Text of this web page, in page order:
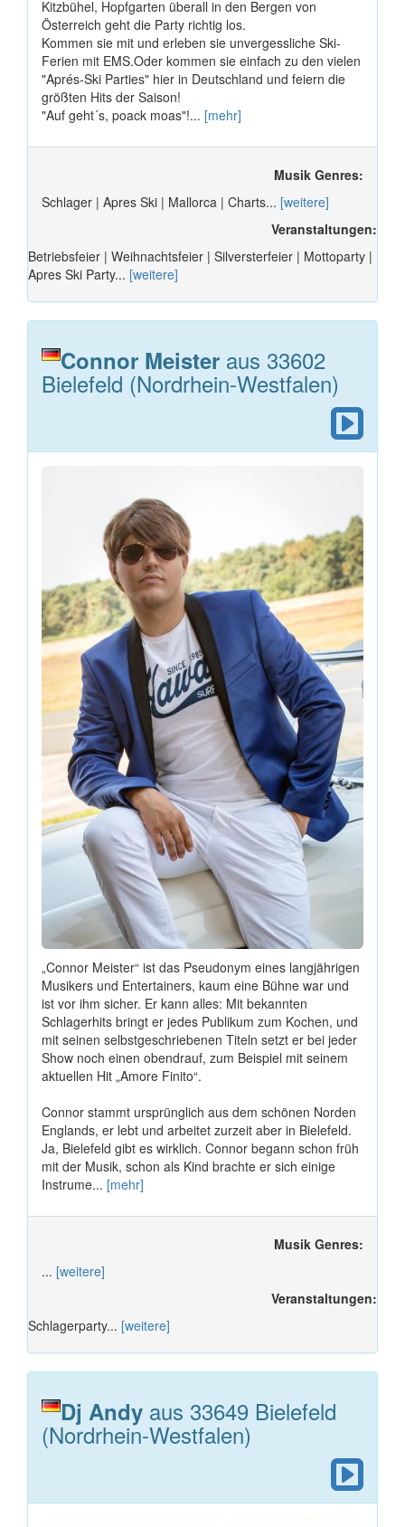
Kitzbühel, Hopfgarten überall in den Bergen von
Österreich geht die Party richtig los.
Kommen sie mit und erleben sie unvergessliche Ski-
Ferien mit EMS.Oder kommen sie einfach zu den vielen
"Aprés-Ski Parties" hier in Deutschland und feiern die
größten Hits der Saison!
"Auf geht´s, poack moas"!... [mehr]
Musik Genres:
Schlager | Apres Ski | Mallorca | Charts... [weitere]
Veranstaltungen:
Betriebsfeier | Weihnachtsfeier | Silversterfeier | Mottoparty |
Apres Ski Party... [weitere]
Connor Meister aus 33602
Bielefeld (Nordrhein-Westfalen)
„Connor Meister“ ist das Pseudonym eines langjährigen
Musikers und Entertainers, kaum eine Bühne war und
ist vor ihm sicher. Er kann alles: Mit bekannten
Schlagerhits bringt er jedes Publikum zum Kochen, und
mit seinen selbstgeschriebenen Titeln setzt er bei jeder
Show noch einen obendrauf, zum Beispiel mit seinem
aktuellen Hit „Amore Finito“.
Connor stammt ursprünglich aus dem schönen Norden
Englands, er lebt und arbeitet zurzeit aber in Bielefeld.
Ja, Bielefeld gibt es wirklich. Connor begann schon früh
mit der Musik, schon als Kind brachte er sich einige
Instrume... [mehr]
Musik Genres:
... [weitere]
Veranstaltungen:
Schlagerparty... [weitere]
Dj Andy aus 33649 Bielefeld
(Nordrhein-Westfalen)